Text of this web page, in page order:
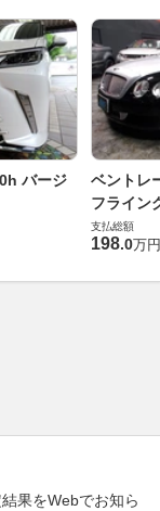
バージ
ベントレ
フライン
支払総額
198.0万円
果をWebでお知ら